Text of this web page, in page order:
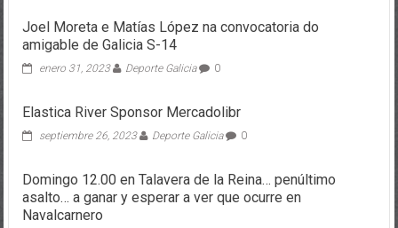
Joel Moreta e Matías López na convocatoria do
amigable de Galicia S-14
enero 31, 2023 Deporte Galicia 0
Elastica River Sponsor Mercadolibr
septiembre 26, 2023 Deporte Galicia 0
Domingo 12.00 en Talavera de la Reina… penúltimo
asalto… a ganar y esperar a ver que ocurre en
Navalcarnero